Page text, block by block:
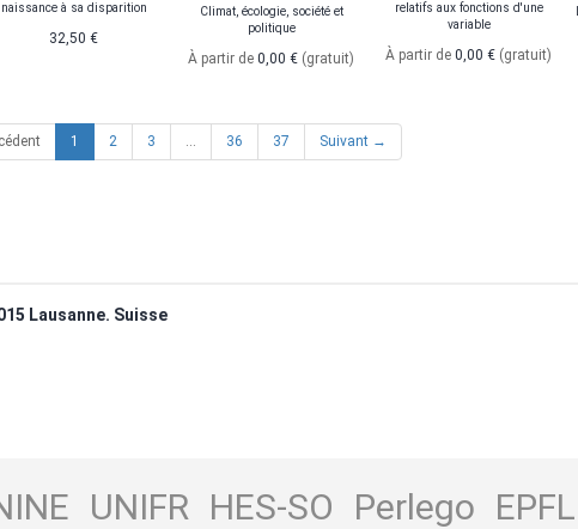
naissance à sa disparition
32,50 €
Climat, écologie, société et
politique
À partir de 0,00 € (gratuit)
relatifs aux fonctions d'une
variable
À partir de 0,00 € (gratuit)
1 (current)
2 3 … 36 37 Suivant →
Lausanne. Suisse
UNIFR HES-SO Perlego